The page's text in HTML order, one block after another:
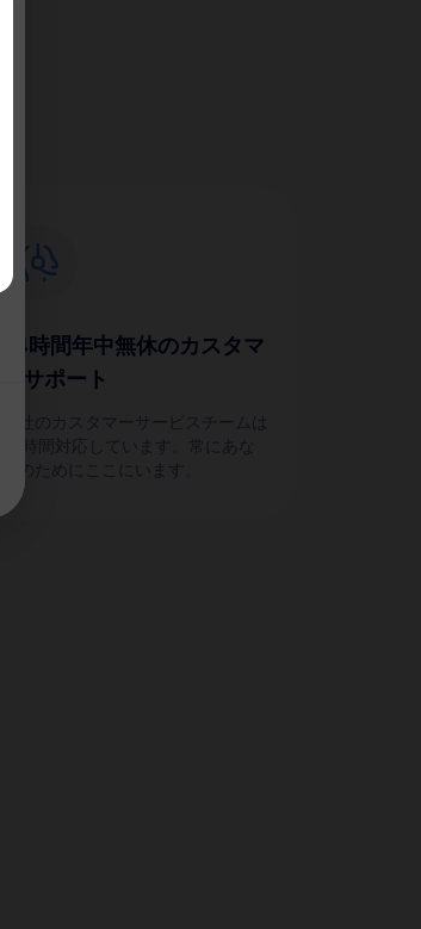
24時間年中無休のカスタマ
ーサポート